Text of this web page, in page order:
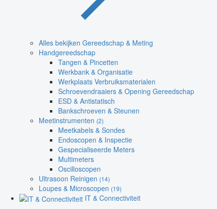
Alles bekijken Gereedschap & Meting
Handgereedschap
Tangen & Pincetten
Werkbank & Organisatie
Werkplaats Verbruiksmaterialen
Schroevendraaiers & Opening Gereedschap
ESD & Antistatisch
Bankschroeven & Steunen
Meetinstrumenten (2)
Meetkabels & Sondes
Endoscopen & Inspectie
Gespecialiseerde Meters
Multimeters
Oscilloscopen
Ultrasoon Reinigen (14)
Loupes & Microscopen (19)
IT & Connectiviteit